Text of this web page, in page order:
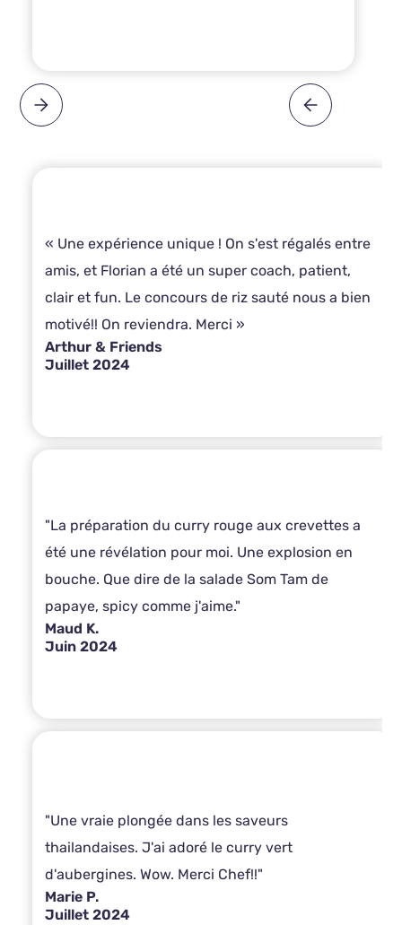
« Une expérience unique ! On s'est régalés entre
amis, et Florian a été un super coach, patient,
clair et fun. Le concours de riz sauté nous a bien
motivé!! On reviendra. Merci »
Arthur & Friends
Juillet 2024
"La préparation du curry rouge aux crevettes a
été une révélation pour moi. Une explosion en
bouche. Que dire de la salade Som Tam de
papaye, spicy comme j'aime."
Maud K.
Juin 2024
"Une vraie plongée dans les saveurs
thailandaises. J'ai adoré le curry vert
d'aubergines. Wow. Merci Chef!!"
Marie P.
Juillet 2024